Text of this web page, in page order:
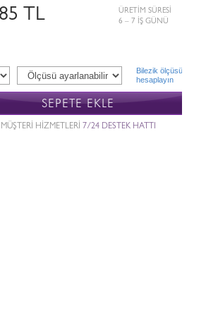
TL
ÜRETİM SÜRESİ
6 – 7 İŞ GÜNÜ
Bilezik ölçüsü
hesaplayın
SEPETE EKLE
MÜŞTERİ HİZMETLERİ 7/24 DESTEK HATTI